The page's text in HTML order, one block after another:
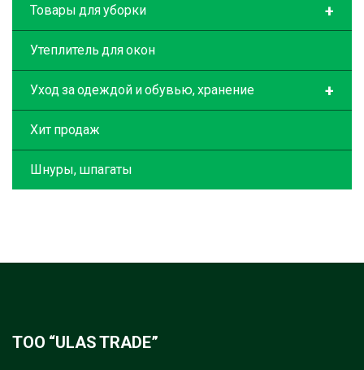
+
Товары для уборки
Утеплитель для окон
+
Уход за одеждой и обувью, хранение
Хит продаж
Шнуры, шпагаты
ТОО “ULAS TRADE”